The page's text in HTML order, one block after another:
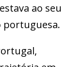
ao seu
portuguesa.